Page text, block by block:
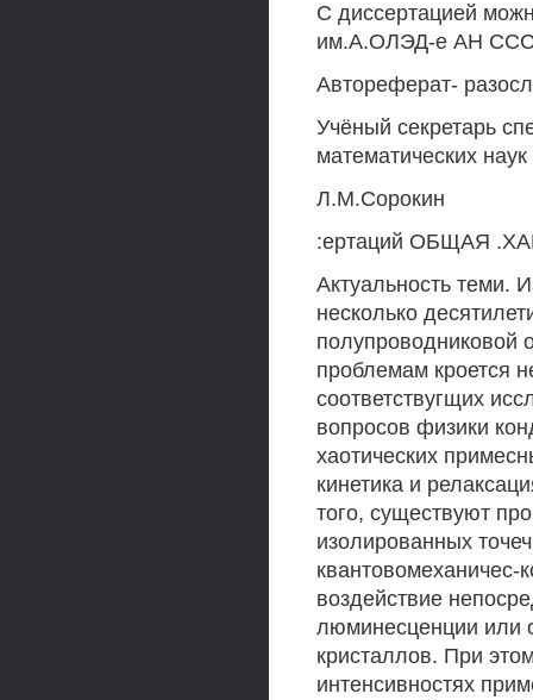
С диссертацией
им.А.ОЛЭД-е АН
Автореферат-
Учёный секретарь
математических наук
Л.М.Сорокин
:ертаций ОБЩАЯ
Актуальность теми.
несколько
полупроводниковой
проблемам кроется
соответствугщих
вопросов физики
хаотических
кинетика и
того, существуют
изолированных
квантовомеханичес-
воздействие
люминесценции или
кристаллов. При
интенсивностях